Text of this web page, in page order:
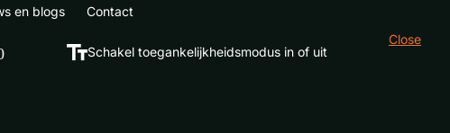
en blogs
Contact
Schakel toegankelijkheidsmodus in of uit
Close